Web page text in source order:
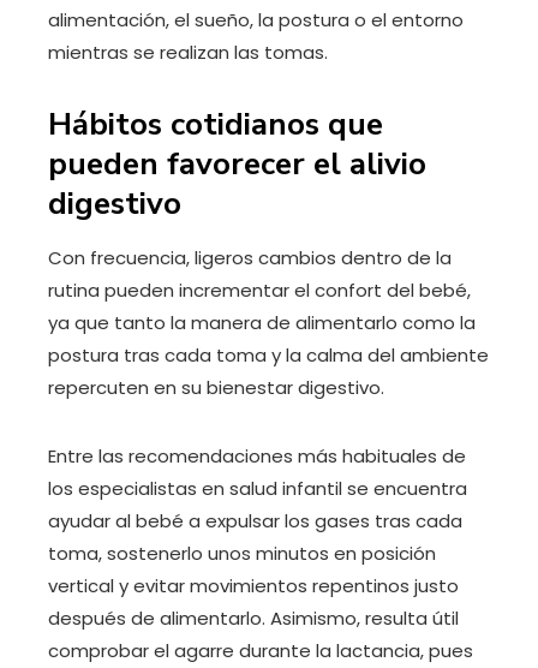
alimentación, el sueño, la postura o el entorno
mientras se realizan las tomas.
Hábitos cotidianos que
pueden favorecer el alivio
digestivo
Con frecuencia, ligeros cambios dentro de la
rutina pueden incrementar el confort del bebé,
ya que tanto la manera de alimentarlo como la
postura tras cada toma y la calma del ambiente
repercuten en su bienestar digestivo.
Entre las recomendaciones más habituales de
los especialistas en salud infantil se encuentra
ayudar al bebé a expulsar los gases tras cada
toma, sostenerlo unos minutos en posición
vertical y evitar movimientos repentinos justo
después de alimentarlo. Asimismo, resulta útil
comprobar el agarre durante la lactancia, pues